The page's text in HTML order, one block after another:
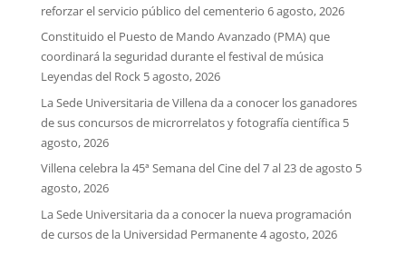
reforzar el servicio público del cementerio 6 agosto, 2026
Constituido el Puesto de Mando Avanzado (PMA) que
coordinará la seguridad durante el festival de música
Leyendas del Rock 5 agosto, 2026
La Sede Universitaria de Villena da a conocer los ganadores
de sus concursos de microrrelatos y fotografía científica 5
agosto, 2026
Villena celebra la 45ª Semana del Cine del 7 al 23 de agosto 5
agosto, 2026
La Sede Universitaria da a conocer la nueva programación
de cursos de la Universidad Permanente4 agosto, 2026